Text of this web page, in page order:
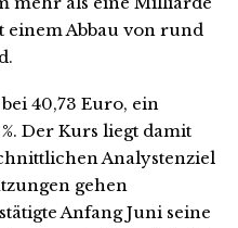
einem Abbau von rund
40,73 Euro, ein
Der Kurs liegt damit
Analystenziel
gehen
Anfang Juni seine